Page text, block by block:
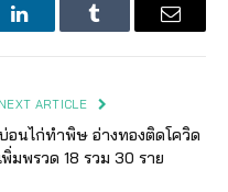
LinkedInTumblr Email
NEXT ARTICLE
อนไก่ทำพิษ อ่างทองติดโควิด
พิ่มพรวด 18 รวม 30 ราย